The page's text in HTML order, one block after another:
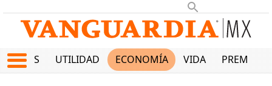
UTILIDAD ECONOMÍA VIDA PREMIUM